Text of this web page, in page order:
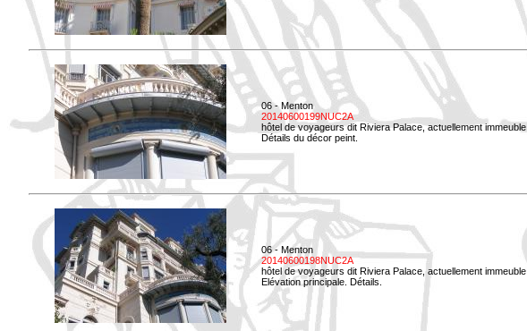
06 - Menton
20140600199NUC2A
hôtel de voyageurs dit Riviera Palace, actuellement immeuble
Détails du décor peint.
06 - Menton
20140600198NUC2A
hôtel de voyageurs dit Riviera Palace, actuellement immeuble
Elévation principale. Détails.